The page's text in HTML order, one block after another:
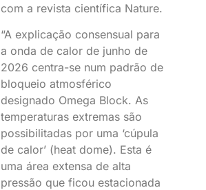
com a revista científica Nature.
“A explicação consensual para
a onda de calor de junho de
2026 centra-se num padrão de
bloqueio atmosférico
designado Omega Block. As
temperaturas extremas são
possibilitadas por uma ‘cúpula
de calor’ (heat dome). Esta é
uma área extensa de alta
pressão que ficou estacionada